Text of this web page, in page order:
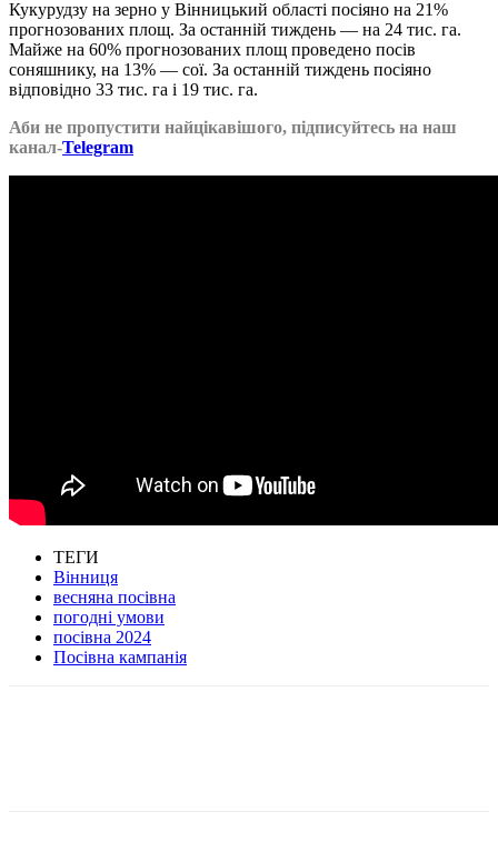
Кукурудзу на зерно у Вінницький області посіяно на 21%
прогнозованих площ. За останній тиждень — на 24 тис. га.
Майже на 60% прогнозованих площ проведено посів
соняшнику, на 13% — сої. За останній тиждень посіяно
відповідно 33 тис. га і 19 тис. га.
Аби не пропустити найцікавішого, підписуйтесь на наш
канал-Telegram
ТЕГИ
Вінниця
весняна посівна
погодні умови
посівна 2024
Посівна кампанія